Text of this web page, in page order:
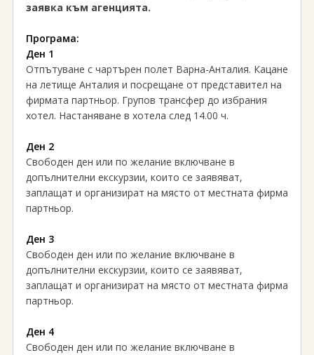
заявка към агенцията.
Програма:
Ден 1
Отпътуване с чартърен полет Варна-Анталия. Кацане
на летище Анталия и посрещане от представител на
фирмата партньор. Групов трансфер до избрания
хотел. Настаняване в хотела след 14.00 ч.
Ден 2
Свободен ден или по желание включване в
допълнителни екскурзии, които се заявяват,
заплащат и организират на място от местната фирма
партньор.
Ден 3
Свободен ден или по желание включване в
допълнителни екскурзии, които се заявяват,
заплащат и организират на място от местната фирма
партньор.
Ден 4
Свободен ден или по желание включване в